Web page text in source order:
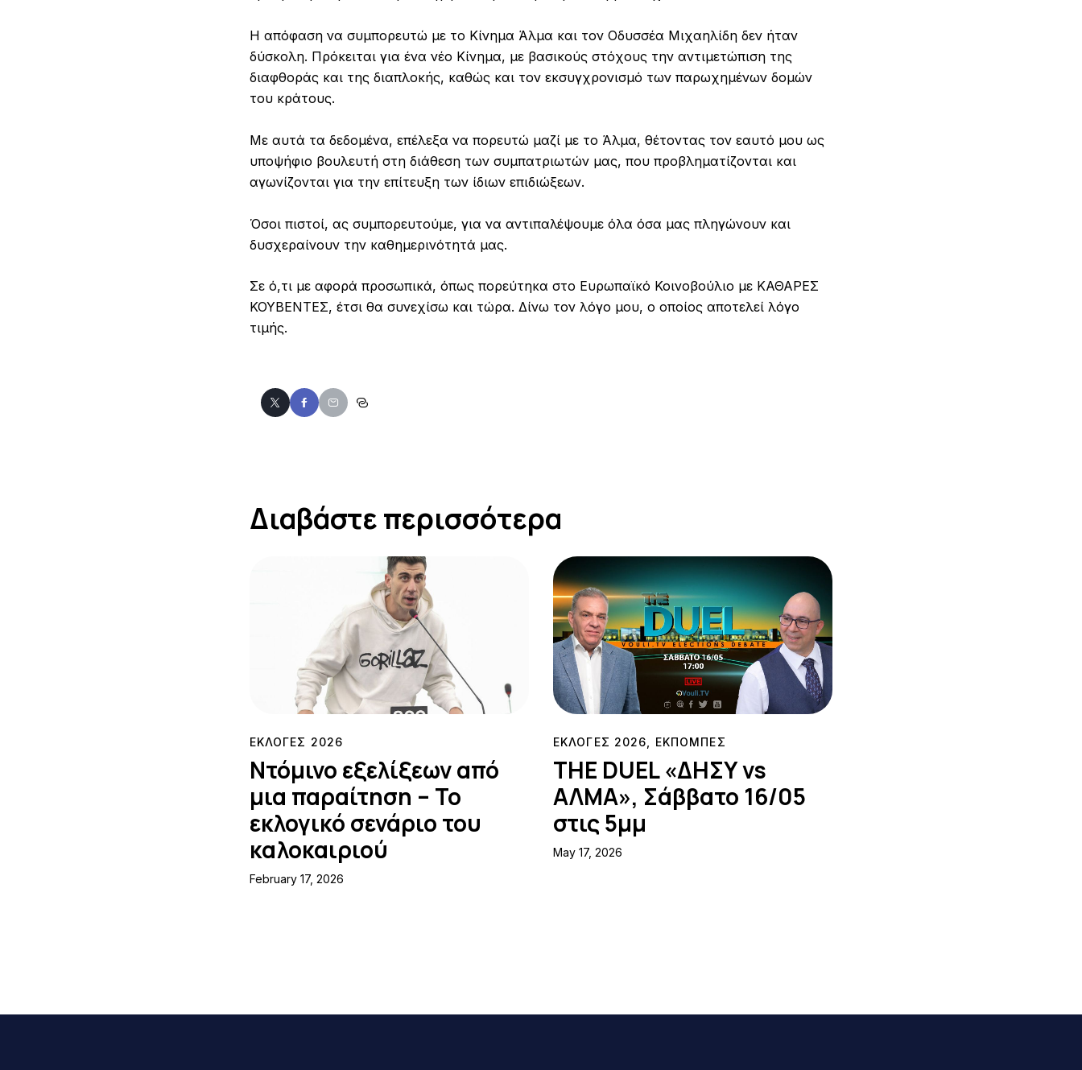
Η απόφαση να συμπορευτώ με το Κίνημα Άλμα και τον Οδυσσέα Μιχαηλίδη δεν ήταν
δύσκολη. Πρόκειται για ένα νέο Κίνημα, με βασικούς στόχους την αντιμετώπιση της
διαφθοράς και της διαπλοκής, καθώς και τον εκσυγχρονισμό των παρωχημένων δομών
του κράτους.
Με αυτά τα δεδομένα, επέλεξα να πορευτώ μαζί με το Άλμα, θέτοντας τον εαυτό μου ως
υποψήφιο βουλευτή στη διάθεση των συμπατριωτών μας, που προβληματίζονται και
αγωνίζονται για την επίτευξη των ίδιων επιδιώξεων.
Όσοι πιστοί, ας συμπορευτούμε, για να αντιπαλέψουμε όλα όσα μας πληγώνουν και
δυσχεραίνουν την καθημερινότητά μας.
Σε ό,τι με αφορά προσωπικά, όπως πορεύτηκα στο Ευρωπαϊκό Κοινοβούλιο με ΚΑΘΑΡΕΣ
ΚΟΥΒΕΝΤΕΣ, έτσι θα συνεχίσω και τώρα. Δίνω τον λόγο μου, ο οποίος αποτελεί λόγο
τιμής.
Διαβάστε περισσότερα
ΕΚΛΟΓΕΣ 2026
Ντόμινο εξελίξεων από
μια παραίτηση – Το
εκλογικό σενάριο του
καλοκαιριού
February 17, 2026
ΕΚΛΟΓΕΣ 2026 ΕΚΠΟΜΠΕΣ
THE DUEL «ΔΗΣΥ vs
ΑΛΜΑ», Σάββατο 16/05
στις 5μμ
May 17, 2026